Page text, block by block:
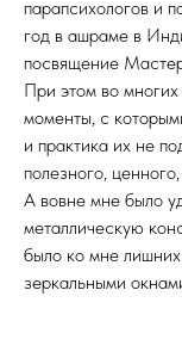
парапсихологов и
год в ашраме в
посвящение
При этом во многих
моменты, с
и практика их не
полезного,
А вовне мне было
металлическую
было ко мне
зеркальными